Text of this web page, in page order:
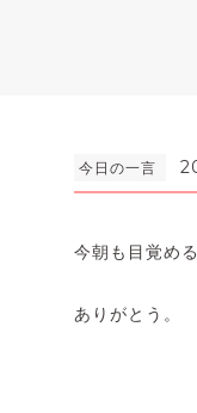
今日の一言
今朝も目覚め
ありがとう。